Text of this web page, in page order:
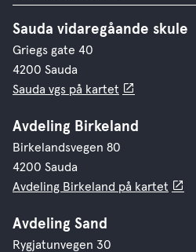
Sauda vidaregåande skule
Griegs gate 40
4200 Sauda
Sauda vgs på kartet
Avdeling Birkeland
Birkelandsvegen 80
4200 Sauda
Avdeling Birkeland på kartet
Avdeling Sand
Rygjatunvegen 30